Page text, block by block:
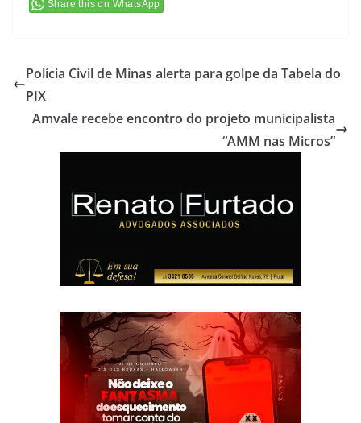
Share this on WhatsApp
Polícia Civil de Minas alerta para golpe da Tabela do
PIX
Amvale recebe encontro do projeto municipalista
“AMM nas Micros”